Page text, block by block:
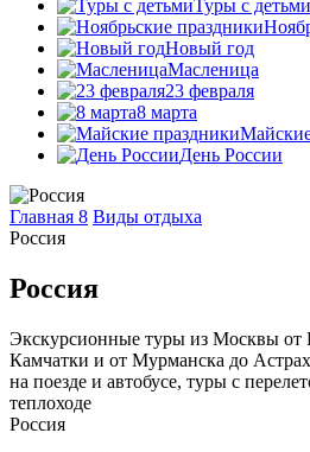
Туры с детьми
Новый год
Масленица
23 февраля
8 марта
День России
Главная 8 Виды отдыха
Россия
Россия
Экскурсионные туры из Москвы от
Камчатки и от Мурманска до
на поезде и автобусе, туры с
теплоходе
Россия